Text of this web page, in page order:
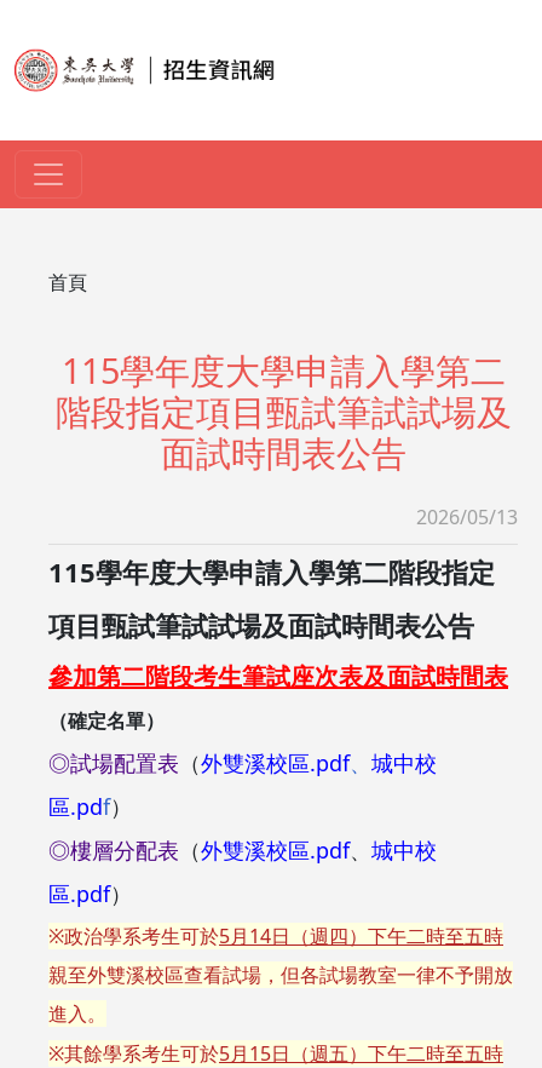
導航連結
首頁
115學年度大學申請入學第二
階段指定項目甄試筆試試場及
面試時間表公告
2026/05/13
115學年度大學申請入學第二階段指定
項目甄試筆試試場及面試時間表公告
參加第二階段考生筆試座次表及面試時間表
（確定名單）
◎試場配置表 （外雙溪校區.pdf、 城中校
區.pdf）
◎樓層分配表 （外雙溪校區.pdf、 城中校
區.pdf）
※政治學系考生可於5月14日（週四）下午二時至五時
親至外雙溪校區查看試場，但各試場教室一律不予開放
進入。
※其餘學系考生可於5月15日（週五）下午二時至五時